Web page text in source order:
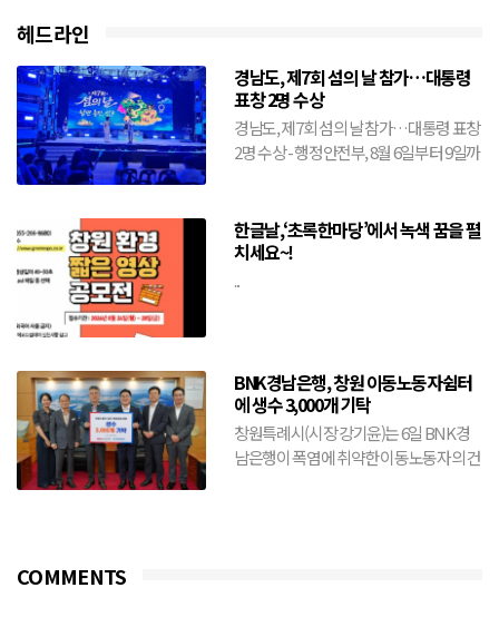
헤드라인
경남도, 제7회 섬의 날 참가…대통령
표창 2명 수상
경남도, 제7회 섬의 날 참가…대통령 표창
2명 수상 - 행정안전부, 8월 6일부터 9일까
한글날,‘초록한마당’에서 녹색 꿈을 펼
치세요~!
...
BNK경남은행, 창원 이동노동자쉼터
에 생수 3,000개 기탁
창원특례시(시장 강기윤)는 6일 BNK경
남은행이 폭염에 취약한 이동노동자의 건
COMMENTS